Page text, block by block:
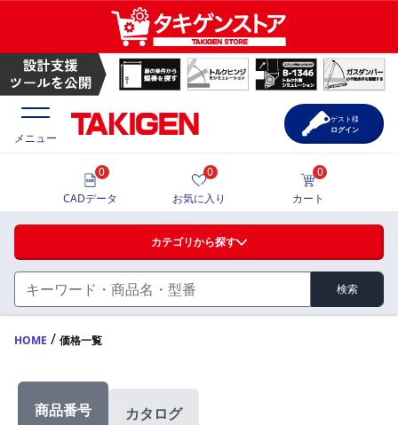
ハンドル・取手・つまみ・周辺機器
FA・A
FB・B
価格一覧
製品カタログ
サポート・お問合せ
メニュー
カテゴリから探す
検索
0
CADデータ
0
お気に入り
0
カート
ゲスト様
ログイン
HOME / 価格一覧
商品番号 カタログ